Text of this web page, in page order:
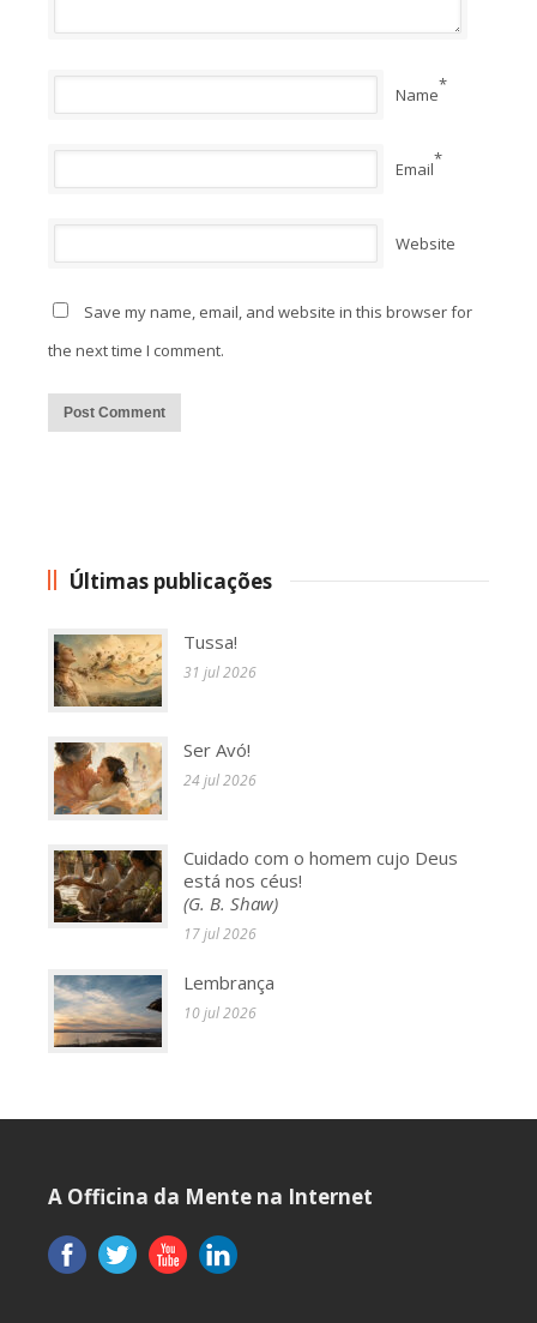
Name*
Email*
Website
Save my name, email, and website in this browser for
the next time I comment.
Últimas publicações
Tussa!
31 jul 2026
Ser Avó!
24 jul 2026
Cuidado com o homem cujo Deus
está nos céus!
(G. B. Shaw)
17 jul 2026
Lembrança
10 jul 2026
A Officina da Mente na Internet